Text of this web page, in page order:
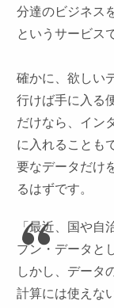
分達のビジネス
というサービス
確かに、欲しい
行けば手に入る
だけなら、イン
に入れることも
要なデータだけ
るはずです。
「最近、国や
プン・データと
しかし、データ
計算には使えな